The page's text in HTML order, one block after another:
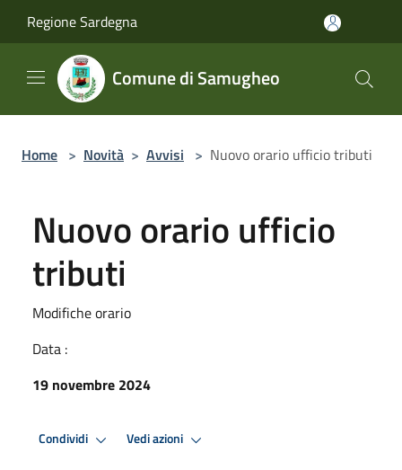
Regione Sardegna
Comune di Samugheo
Home > Novità > Avvisi > Nuovo orario ufficio tributi
Nuovo orario ufficio
tributi
Modifiche orario
Data :
19 novembre 2024
Condividi Vedi azioni